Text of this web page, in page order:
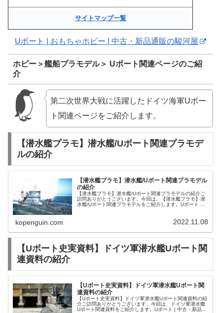
サイトマップ一覧
Uボート | おもちゃホビー | 中古・新品通販の駿河屋
ホビー＞艦船プラモデル＞ Uボート関連ページのご紹
介
第二次世界大戦に活躍したドイツ海軍Uボー
ト関連ページをご紹介します。
【潜水艦プラモ】潜水艦/Uボート関連プラモデ
ルの紹介
【潜水艦プラモ】潜水艦/Uボート関連プラモデル
の紹介
【潜水艦プラモ】潜水艦/Uボート関連プラモデルの紹介ご
訪問ありがとうございます。今回は、【潜水艦プラモ】潜
水艦/Uボート関連プラモデルをご紹介します。Uボート 童
kopenguin.com 2022.11.08
【Uボート史実資料】ドイツ軍潜水艦Uボート関
連資料の紹介
【Uボート史実資料】ドイツ軍潜水艦Uボート関
連資料の紹介
【Uボート史実資料】ドイツ軍潜水艦Uボート関連資料の紹
介ご訪問ありがとうございます。今回は、ドイツ軍潜水艦
Uボート関連資料をご紹介します。Uボート | 中古・新品通